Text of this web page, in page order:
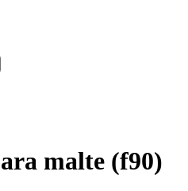
malte (f90)